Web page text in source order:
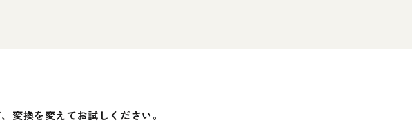
変換を変えてお試しください。